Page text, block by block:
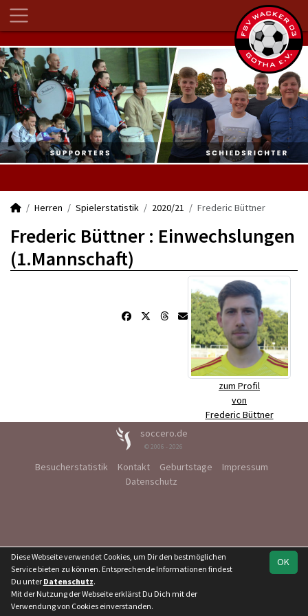
Herren Spielerstatistik 2020/21 Frederic Büttner
Frederic Büttner : Einwechslungen
(1.Mannschaft)
zum Profil
von
Frederic Büttner
soccero.de
© 2006 - 2026
Besucherstatistik Kontakt Geburtstage
Impressum
Datenschutz
OK
Diese Webseite verwendet Cookies, um Dir den bestmöglichen
Service bieten zu können. Entsprechende Informationen findest
Du unter Datenschutz.
Mit der Nutzung der Webseite erklärst Du Dich mit der
Verwendung von Cookies einverstanden.